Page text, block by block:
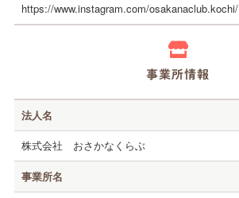
https://www.instagram.com/osakanaclub.kochi/
事業所情報
法人名
株式会社 おさかなくらぶ
事業所名